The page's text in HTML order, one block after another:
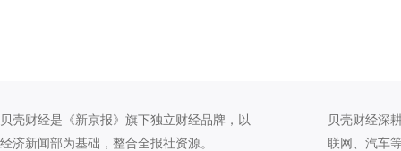
贝壳财经是《新京报》旗下独立财经品牌，以
经济新闻部为基础，整合全报社资源。
贝壳财经深
联网、汽车